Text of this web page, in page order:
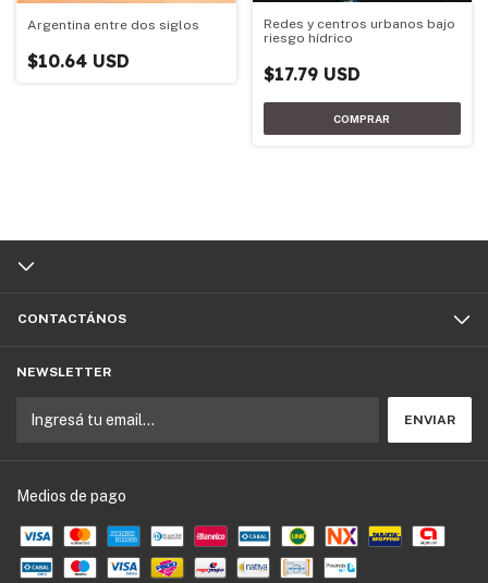
Argentina entre dos siglos
$10.64 USD
Redes y centros urbanos bajo
riesgo hídrico
$17.79 USD
CONTACTÁNOS
NEWSLETTER
Medios de pago